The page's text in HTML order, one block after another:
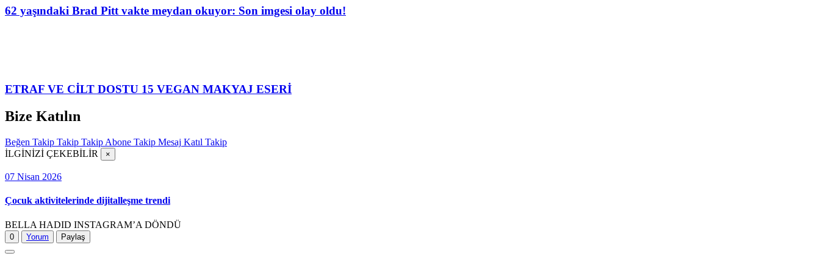
62 yaşındaki Brad Pitt vakte meydan okuyor: Son imgesi olay oldu!
ETRAF VE CİLT DOSTU 15 VEGAN MAKYAJ ESERİ
Bize Katılın
Beğen Takip Takip Takip Abone Takip Mesaj Katıl Takip
İLGİNİZİ ÇEKEBİLİR
×
07 Nisan 2026
Çocuk aktivitelerinde dijitalleşme trendi
BELLA HADID INSTAGRAM’A DÖNDÜ
0 Yorum Paylaş